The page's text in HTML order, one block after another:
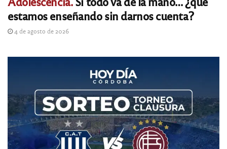
estamos enseñando sin darnos cuenta?
4 de agosto de 2026